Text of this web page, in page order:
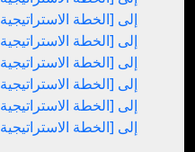
[الخطة الاستراتيجية 1] إلى [الخطة الاستراتيجية 2]
[الخطة الاستراتيجية 1] إلى [الخطة الاستراتيجية 2]
[الخطة الاستراتيجية 1] إلى [الخطة الاستراتيجية 2]
[الخطة الاستراتيجية 1] إلى [الخطة الاستراتيجية 2]
[الخطة الاستراتيجية 1] إلى [الخطة الاستراتيجية 2]
[الخطة الاستراتيجية 1] إلى [الخطة الاستراتيجية 2]